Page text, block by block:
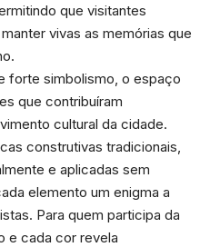
que visitantes
vivas as memórias que
forte simbolismo, o espaço
que contribuíram
cultural da cidade.
construtivas tradicionais,
e aplicadas sem
elemento um enigma a
Para quem participa da
e cada cor revela